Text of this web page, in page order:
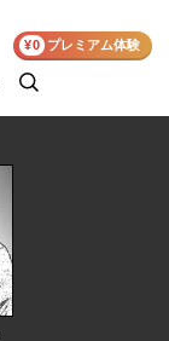
検
¥0 プレミアム体験